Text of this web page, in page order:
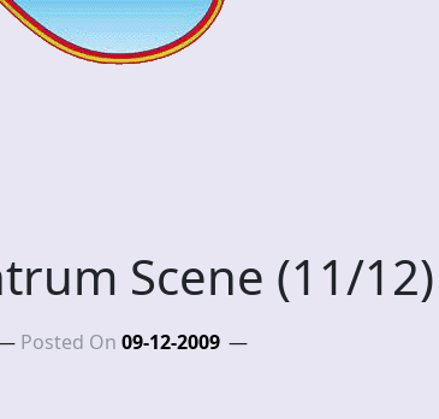
Scene (11/12)
Posted On 09-12-2009